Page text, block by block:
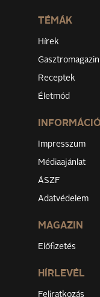
TÉMÁK
Hírek
Gasztromagazin
Receptek
Életmód
Impresszum
Médiaajánlat
ÁSZF
Adatvédelem
MAGAZIN
Előfizetés
HÍRLEVÉL
Feliratkozás